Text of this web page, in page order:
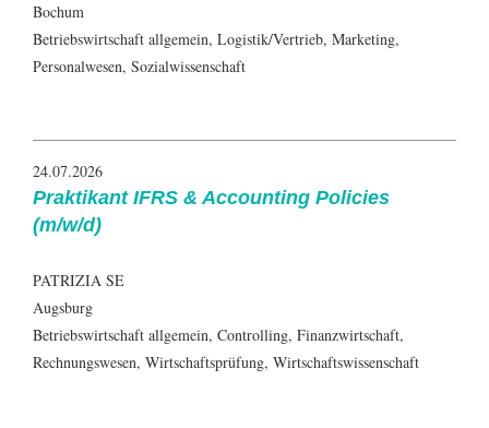
Bochum
Betriebswirtschaft allgemein, Logistik/Vertrieb, Marketing,
Personalwesen, Sozialwissenschaft
24.07.2026
Praktikant IFRS & Accounting Policies
(m/w/d)
PATRIZIA SE
Augsburg
Betriebswirtschaft allgemein, Controlling, Finanzwirtschaft,
Rechnungswesen, Wirtschaftsprüfung, Wirtschaftswissenschaft